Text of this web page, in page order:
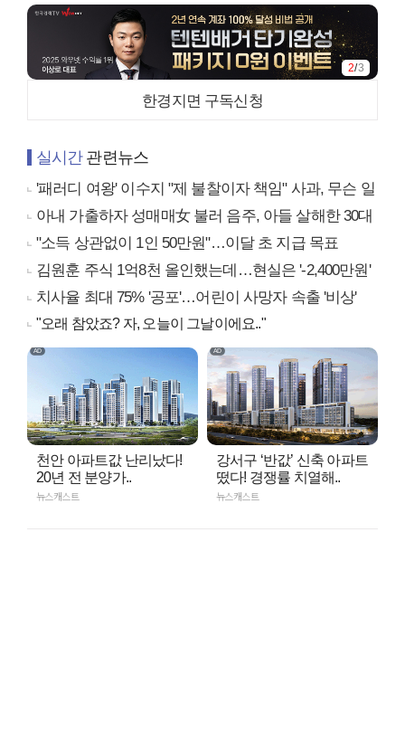
2/3
한경지면 구독신청
실시간관련뉴스
'패러디 여왕' 이수지 "제 불찰이자 책임" 사과, 무슨 일
아내 가출하자 성매매女 불러 음주, 아들 살해한 30대
"소득 상관없이 1인 50만원"…이달 초 지급 목표
김원훈 주식 1억8천 올인했는데…현실은 '-2,400만원'
치사율 최대 75% '공포'…어린이 사망자 속출 '비상'
"오래 참았죠? 자, 오늘이 그날이에요.."
천안 아파트값 난리났다!
20년 전 분양가..
뉴스캐스트
강서구 ‘반값’ 신축 아파트
떴다! 경쟁률 치열해..
뉴스캐스트